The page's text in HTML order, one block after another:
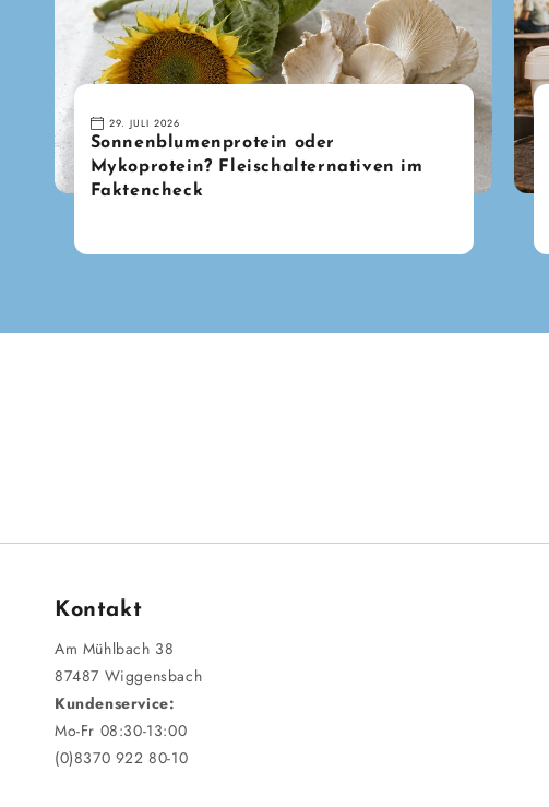
29. JULI 2026
Sonnenblumenprotein oder
Mykoprotein? Fleischalternativen im
Faktencheck
Kontakt
Am Mühlbach 38
87487 Wiggensbach
Kundenservice:
Mo-Fr 08:30-13:00
(0)8370 922 80-10